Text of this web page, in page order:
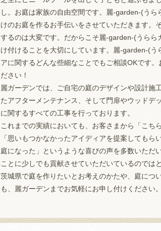
し。お庭は家族の自由空間です。麗-garden-(う
けのお庭を作るお手伝いをさせていただきます。
するのは大変です。だからこそ麗-garden-(うら
け付けることを大切にしています。麗-garden-(
アに関するどんな些細なことでもご相談OKです
ださい！
麗ガーデンでは、ご自宅の庭のデザインや設計施
たアフターメンテナンス、そして門扉やウッドデ
に関するすべての工事を行っております。
これまでの実績においても、お客さまから「こち
「思いもつかなかったアイディアを提案しても
庭になった」というような喜びの声を多数いただ
ことに少しでも貢献させていただいているのでは
茨城県で庭を作りたいとお考えのかたや、庭につ
も、麗ガーデンまでお気軽にお申し付けください。